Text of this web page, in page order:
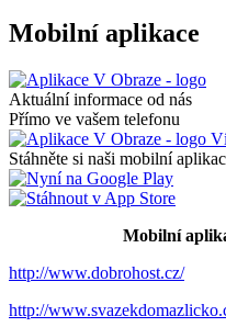
Mobilní aplikace
Aktuální informace od nás
Přímo ve vašem telefonu
Stáhněte si naši mobilní
Mobilní
http://www.dobrohost.cz/
http://